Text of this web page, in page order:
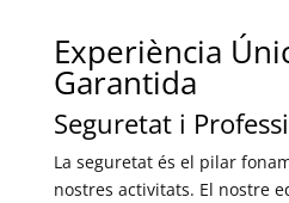
Experiència
Garantida
Seguretat i
La seguretat és el pilar
nostres activitats. El nostre